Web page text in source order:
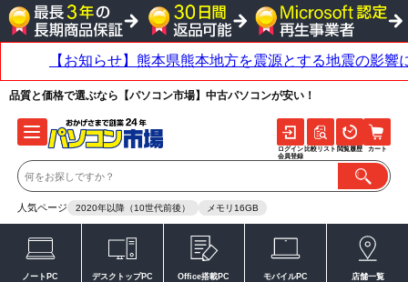
品質と価格で選ぶなら【パソコン市場】中古パソコンが安い！
人気ページ 2020年以降（10世代前後） メモリ16GB
ログイン
会員登録
比較リスト 閲覧履歴 カート
ノートPC デスクトップPC Office搭載PC モバイルPC 店舗一覧